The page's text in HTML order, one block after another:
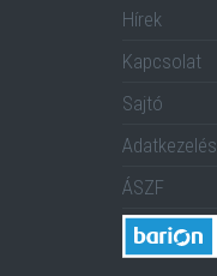
Hírek
Kapcsolat
Sajtó
Adatkezelés
ÁSZF